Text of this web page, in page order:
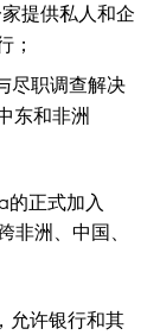
提供私人和企
；
尽职调查解决
东和非洲
正式加入
洲、中国、
允许银行和其